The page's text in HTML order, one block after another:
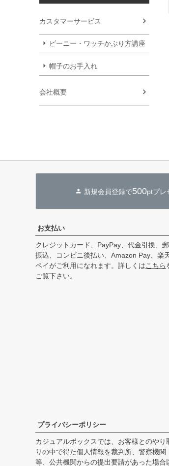
カスタマーサービス
ビーニー・ワッチかぶり方講座
帽子のお手入れ
会社概要
新規会員登録で500ptプレ
お支払い
クレジットカード、PayPay、代金引換、
振込、コンビニ後払い、Amazon Pay、楽
ペイがご利用になれます。詳しくはこちら
ご覧下さい。
プライバシーポリシー
カジュアルボックスでは、お客様とのやり
りの中で得た個人情報を裁判所、警察機関
等、公共機関からの提出要請があった場合